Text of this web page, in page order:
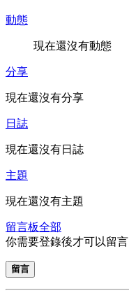
動態
現在還沒有動態
分享
現在還沒有分享
日誌
現在還沒有日誌
主題
現在還沒有主題
留言板全部
你需要登錄後才可以留言
留言